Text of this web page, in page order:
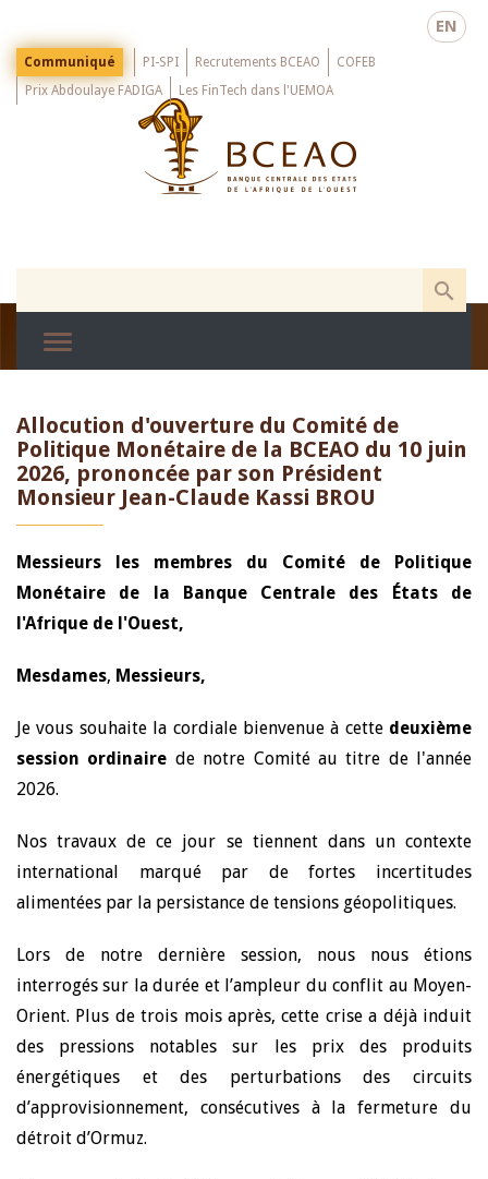
main
content
EN
Menu
Top
Communiqué PI-SPI Recrutements BCEAO
COFEB
Prix Abdoulaye FADIGA
Les FinTech dans l'UEMOA
Allocution d'ouverture du Comité de
Politique Monétaire de la BCEAO du 10 juin
2026, prononcée par son Président
Monsieur Jean-Claude Kassi BROU
Messieurs les membres du Comité de Politique
Monétaire de la Banque Centrale des États de
l'Afrique de l'Ouest,
Mesdames, Messieurs,
Je vous souhaite la cordiale bienvenue à cette deuxième
session ordinaire de notre Comité au titre de l'année
2026.
Nos travaux de ce jour se tiennent dans un contexte
international marqué par de fortes incertitudes
alimentées par la persistance de tensions géopolitiques.
Lors de notre dernière session, nous nous étions
interrogés sur la durée et l’ampleur du conflit au Moyen-
Orient. Plus de trois mois après, cette crise a déjà induit
des pressions notables sur les prix des produits
énergétiques et des perturbations des circuits
d’approvisionnement, consécutives à la fermeture du
détroit d’Ormuz.